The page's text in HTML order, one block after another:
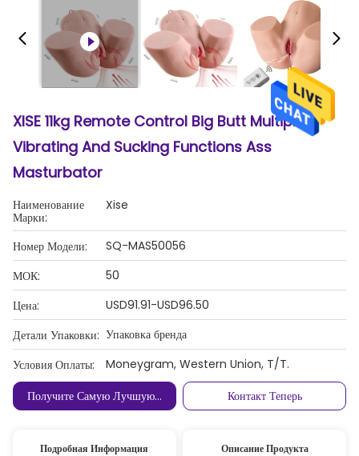
XISE 11kg Remote Control Big Butt Multiple
Vibrating And Sucking Functions Ass
Masturbator
Наименование
Марки:
Xise
Номер Модели:
SQ-MAS50056
МОК:
50
Цена:
USD91.91-USD96.50
Детали Упаковки: Упаковка бренда
Условия Оплаты:
Moneygram, Western Union, T/T.
Получите Самую Лучшую Цену
Контакт Теперь
Подробная Информация Описание Продукта